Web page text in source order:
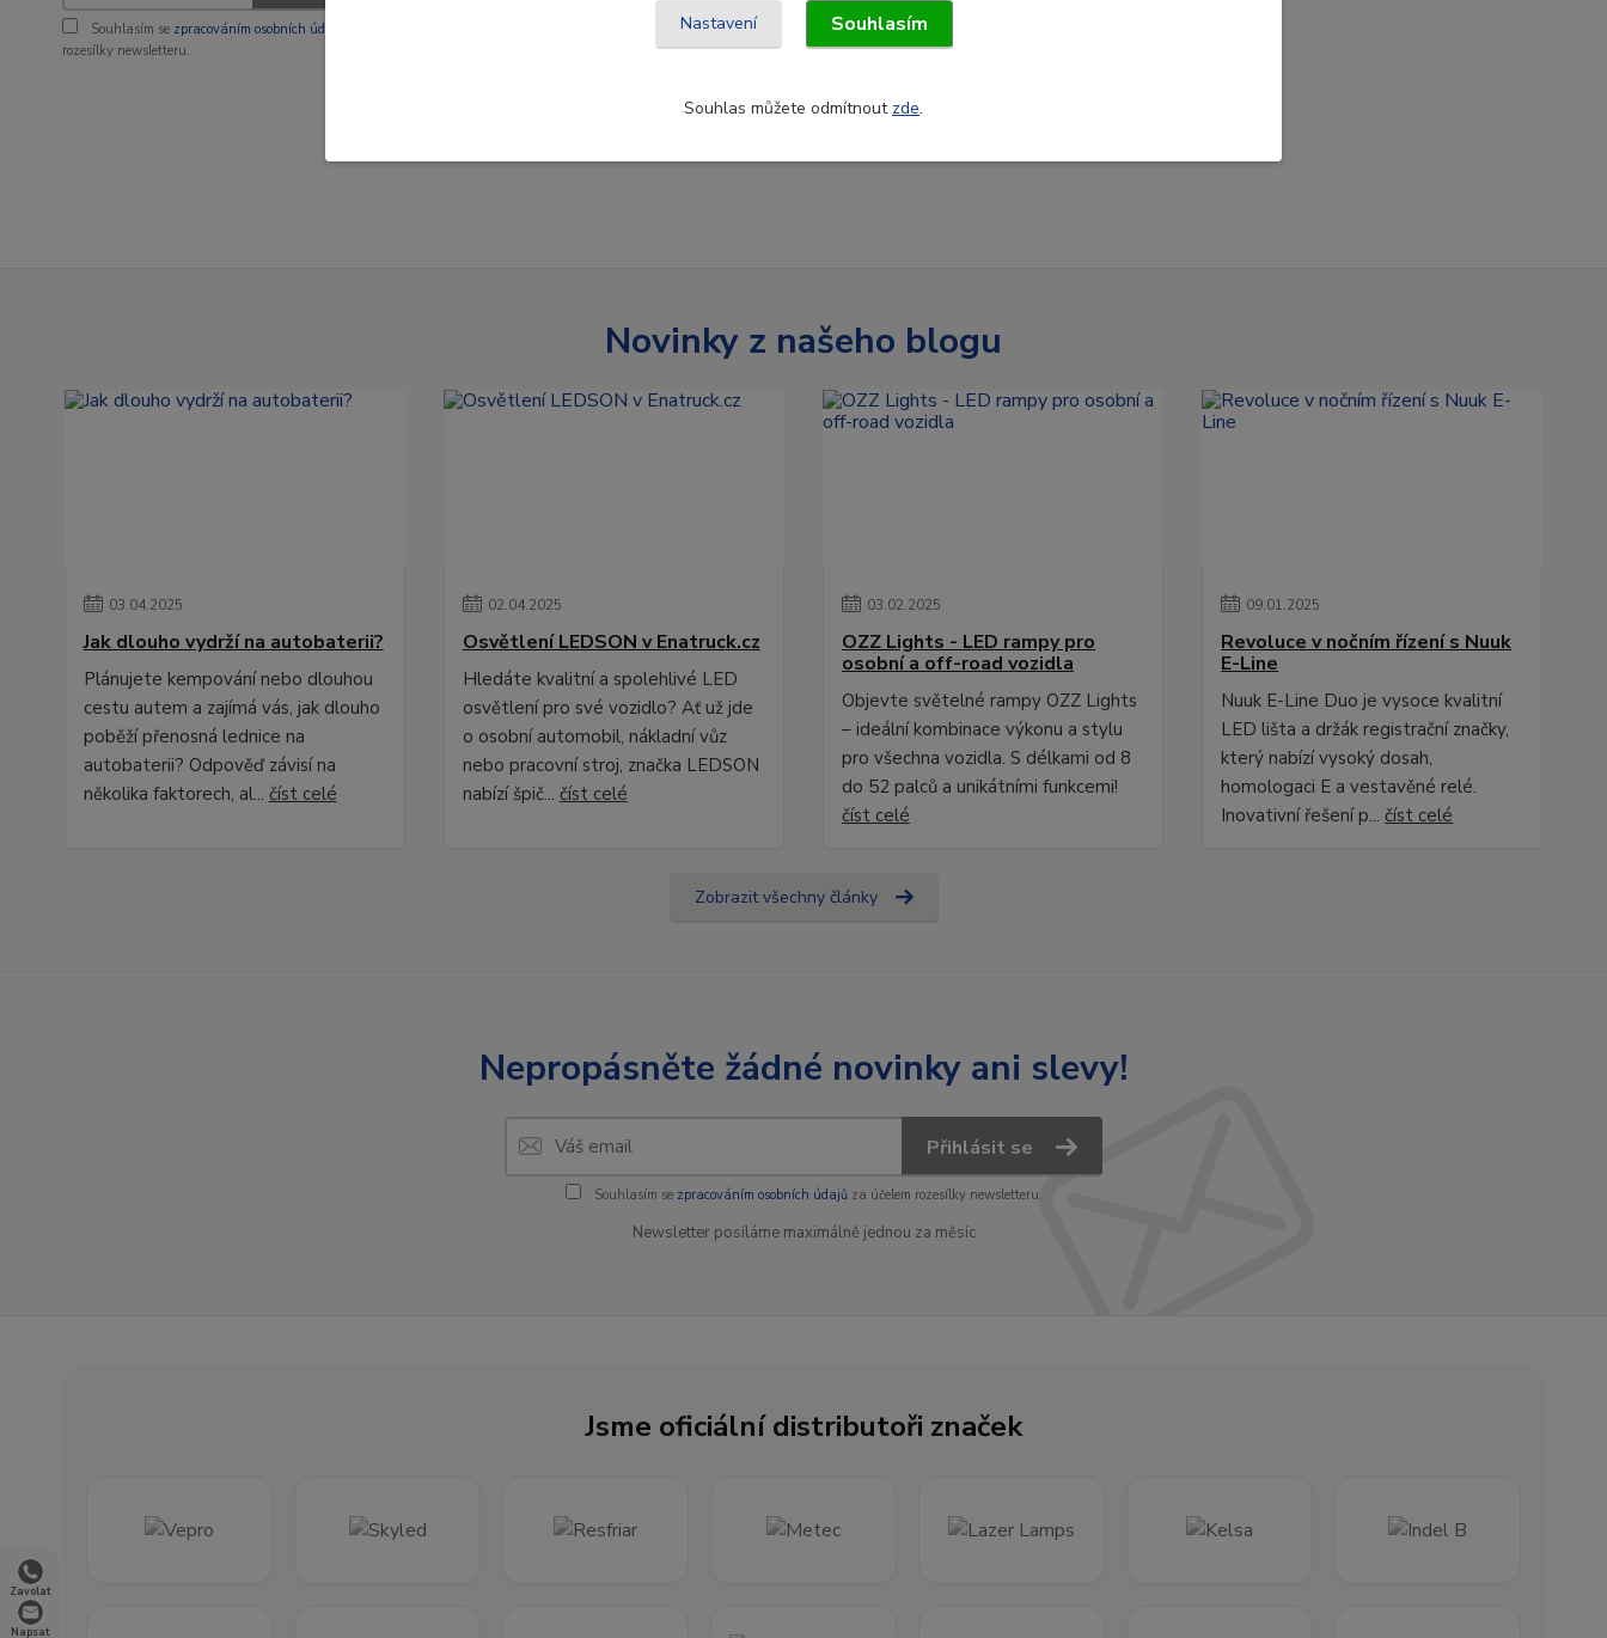
Zavolat
Napsat
Souhlasím se zpracováním osobních údajů
rozesílky newsletteru.
Novinky z našeho blogu
03.04.2025
Jak dlouho vydrží na autobaterii?
Plánujete kempování nebo dlouhou
cestu autem a zajímá vás, jak dlouho
poběží přenosná lednice na
autobaterii? Odpověď závisí na
několika faktorech, al... číst celé
02.04.2025
Osvětlení LEDSON v Enatruck.cz
Hledáte kvalitní a spolehlivé LED
osvětlení pro své vozidlo? Ať už jde
o osobní automobil, nákladní vůz
nebo pracovní stroj, značka LEDSON
nabízí špič... číst celé
03.02.2025
OZZ Lights - LED rampy pro
osobní a off-road vozidla
Objevte světelné rampy OZZ Lights
– ideální kombinace výkonu a stylu
pro všechna vozidla. S délkami od 8
do 52 palců a unikátními funkcemi!
číst celé
09.01.2025
Revoluce v nočním řízení s Nuuk
E-Line
Nuuk E-Line Duo je vysoce kvalitní
LED lišta a držák registrační značky,
který nabízí vysoký dosah,
homologaci E a vestavěné relé.
Inovativní řešení p...číst celé
Zobrazit všechny články
Nepropásněte žádné novinky ani slevy!
Přihlásit se
Souhlasím se zpracováním osobních údajůza účelem rozesílky newsletteru.
Newsletter posíláme maximálně jednou za měsíc
Jsme oficiální distributoři značek
Nastavení Souhlasím
Souhlas můžete odmítnout zde.